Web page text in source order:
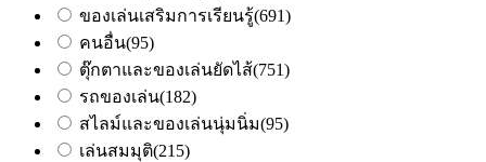
ของเล่นเสริมการเรียนรู้(691)
คนอื่น(95)
ตุ๊กตาและของเล่นยัดไส้(751)
รถของเล่น(182)
สไลม์และของเล่นนุ่มนิ่ม(95)
เล่นสมมุติ(215)